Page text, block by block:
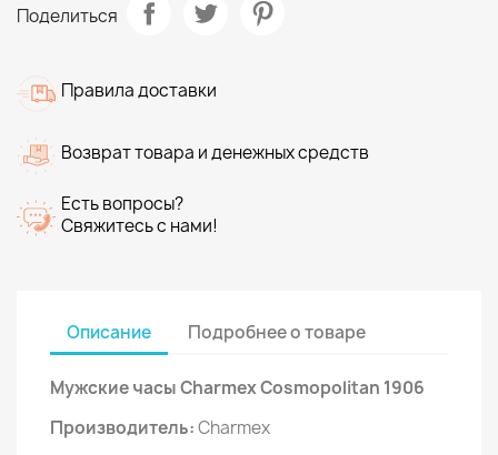
Поделиться
Правила доставки
Возврат товара и денежных средств
Есть вопросы?
Свяжитесь с нами!
Описание Подробнее о товаре
Мужские часы Charmex Cosmopolitan 1906
Производитель:Charmex